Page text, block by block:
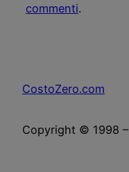
commenti.
CostoZero.com
Copyright © 1998 –